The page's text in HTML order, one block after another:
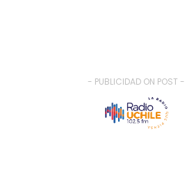
- PUBLICIDAD ON POST -